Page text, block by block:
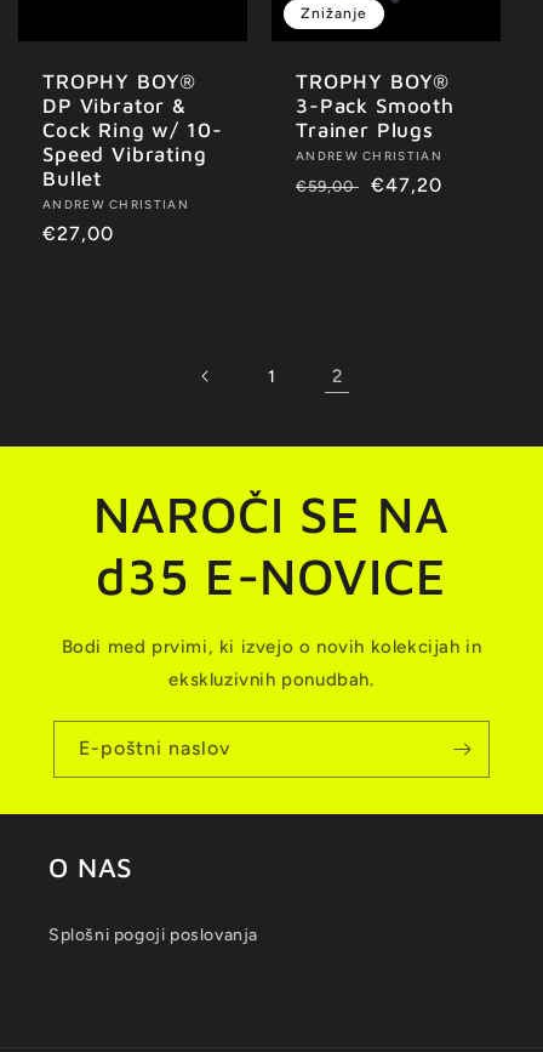
TROPHY BOY®
DP Vibrator &
Cock Ring w/ 10-
Speed Vibrating
Bullet
Ponudnik:
ANDREW CHRISTIAN
Redna
€27,00
Znižanje
TROPHY BOY®
3-Pack Smooth
Trainer Plugs
Ponudnik:
ANDREW CHRISTIAN
Redna
€59,00
Znižana
€47,20
1 2
NAROČI SE NA
d35 E-NOVICE
Bodi med prvimi, ki izvejo o novih kolekcijah in
ekskluzivnih ponudbah.
E-poštni naslov
O NAS
Splošni pogoji poslovanja